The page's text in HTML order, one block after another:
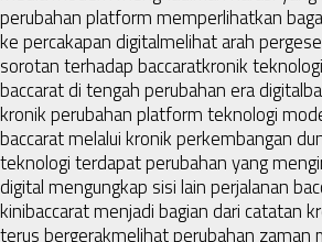
perubahan platform memperlihatkan
ke percakapan digitalmelihat arah
sorotan terhadap baccaratkronik
baccarat di tengah perubahan era digital
kronik perubahan platform teknologi
baccarat melalui kronik perkembangan
teknologi terdapat perubahan yang
digital mengungkap sisi lain perjalanan
kinibaccarat menjadi bagian dari catatan
terus bergerakmelihat perubahan zaman